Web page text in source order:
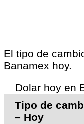
El tipo de
Banamex hoy.
Dolar hoy en
Tipo de
– Hoy